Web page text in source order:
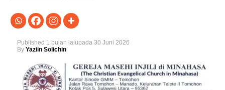
Published 1 bulan lalupada 30 Juni 2026
By Yaziin Solichin